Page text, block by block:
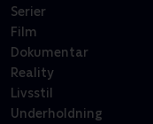
Serier
Film
Dokumentar
Reality
Livsstil
Underholdning